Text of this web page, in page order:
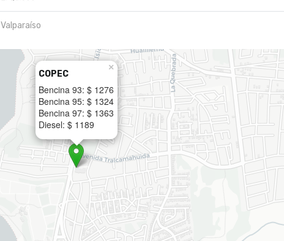
Valparaíso
COPEC
Bencina 93: $ 1276
Bencina 95: $ 1324
Bencina 97: $ 1363
Diesel: $ 1189
×